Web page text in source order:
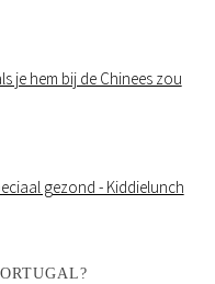
je hem bij de Chinees zou
gezond - Kiddielunch